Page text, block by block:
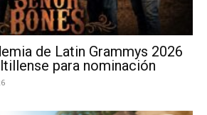
de Latin Grammys 2026
para nominación